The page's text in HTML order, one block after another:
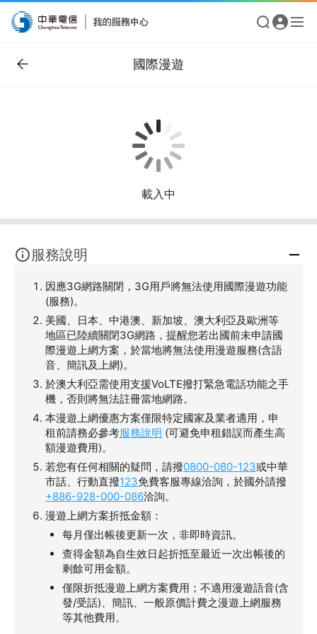
國際漫遊
載入中
服務說明
因應3G網路關閉，3G用戶將無法使用國際漫遊功能
(服務)。
美國、日本、中港澳、新加坡、澳大利亞及歐洲等
地區已陸續關閉3G網路，提醒您若出國前未申請國
際漫遊上網方案，於當地將無法使用漫遊服務(含語
音、簡訊及上網)。
於澳大利亞需使用支援VoLTE撥打緊急電話功能之手
機，否則將無法註冊當地網路。
本漫遊上網優惠方案僅限特定國家及業者適用，申
租前請務必參考服務說明 (可避免申租錯誤而產生高
額漫遊費用)。
若您有任何相關的疑問，請撥0800-080-123或中華
市話、行動直撥123免費客服專線洽詢，於國外請撥
+886-928-000-086洽詢。
漫遊上網方案折抵金額：
每月僅出帳後更新一次，非即時資訊。
查得金額為自生效日起折抵至最近一次出帳後的
剩餘可用金額。
僅限折抵漫遊上網方案費用；不適用漫遊語音(含
發/受話)、簡訊、一般原價計費之漫遊上網服務
等其他費用。